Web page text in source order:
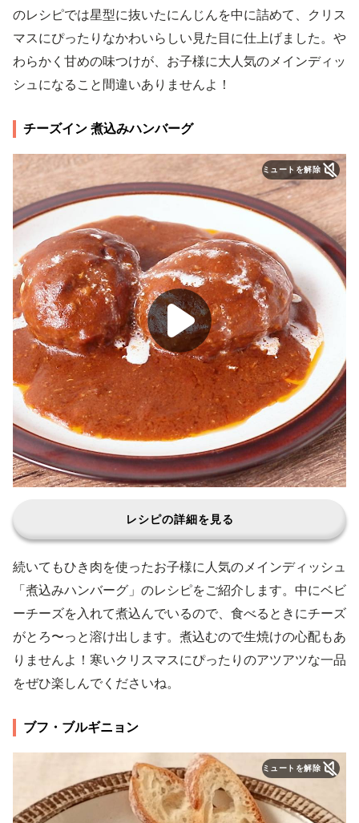
のレシピでは星型に抜いたにんじんを中に詰めて、クリス
マスにぴったりなかわいらしい見た目に仕上げました。や
わらかく甘めの味つけが、お子様に大人気のメインディッ
シュになること間違いありませんよ！
チーズイン 煮込みハンバーグ
ミュートを解除
レシピの詳細を見る
続いてもひき肉を使ったお子様に人気のメインディッシュ
「煮込みハンバーグ」のレシピをご紹介します。中にベビ
ーチーズを入れて煮込んでいるので、食べるときにチーズ
がとろ〜っと溶け出します。煮込むので生焼けの心配もあ
りませんよ！寒いクリスマスにぴったりのアツアツな一品
をぜひ楽しんでくださいね。
ブフ・ブルギニョン
ミュートを解除